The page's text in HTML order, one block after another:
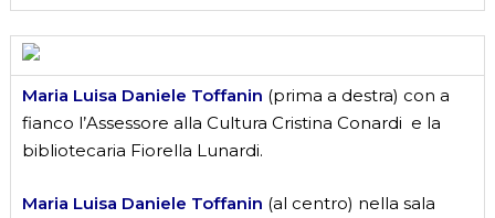
Maria Luisa Daniele Toffanin (prima a destra) con a
fianco l’Assessore alla Cultura Cristina Conardi e la
bibliotecaria Fiorella Lunardi.
Maria Luisa Daniele Toffanin (al centro) nella sala